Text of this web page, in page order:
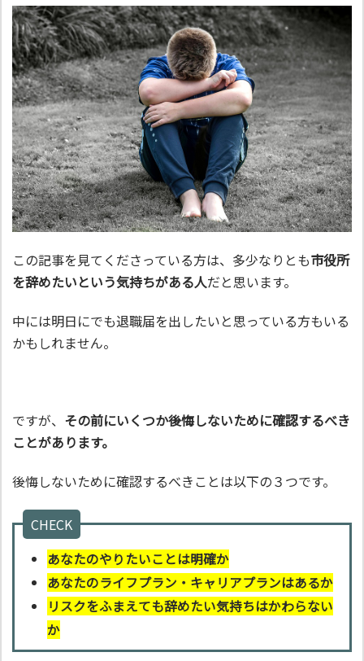
この記事を見てくださっている方は、多少なりとも市役所
を辞めたいという気持ちがある人だと思います。
中には明日にでも退職届を出したいと思っている方もいる
かもしれません。
ですが、 その前にいくつか後悔しないために確認するべき
ことがあります。
後悔しないために確認するべきことは以下の３つです。
CHECK
あなたのやりたいことは明確か
あなたのライフプラン・キャリアプランはあるか
リスクをふまえても辞めたい気持ちはかわらない
か